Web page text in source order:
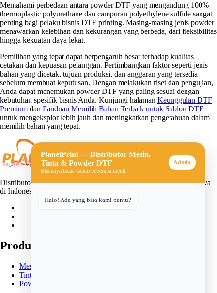
Memahami perbedaan antara powder DTF yang mengandung 100%
thermoplastic polyurethane dan campuran polyethylene sulfide sangat
penting bagi pelaku bisnis DTF printing. Masing-masing jenis powder
menawarkan kelebihan dan kekurangan yang berbeda, dari fleksibilitas
hingga kekuatan daya lekat.
Pemilihan yang tepat dapat berpengaruh besar terhadap kualitas
cetakan dan kepuasan pelanggan. Pertimbangkan faktor seperti jenis
bahan yang dicetak, tujuan produksi, dan anggaran yang tersedia
sebelum membuat keputusan. Dengan melakukan riset dan pengujian,
Anda dapat menemukan powder DTF yang paling sesuai dengan
kebutuhan spesifik bisnis Anda. Kunjungi halaman Keunggulan DTF
Premium dan Panduan Memilih Bahan Terbaik untuk Sablon DTF
untuk mengeksplor lebih jauh dan meningkatkan pengetahuan dalam
memilih bahan yang tepat.
Distributor mesin, tinta, dan powder DTF (Direct-to-Film) terpercaya
di Indonesia. Solusi lengkap untuk usaha sablon digital Anda.
Produk
Mesin DTF
Tinta DTF
Powder DTF
PlanetPrint — Distributor Mesin,
Tinta & Powder DTF
Biasanya balas dalam beberapa menit
Admin
Halo! Ada yang bisa kami bantu?